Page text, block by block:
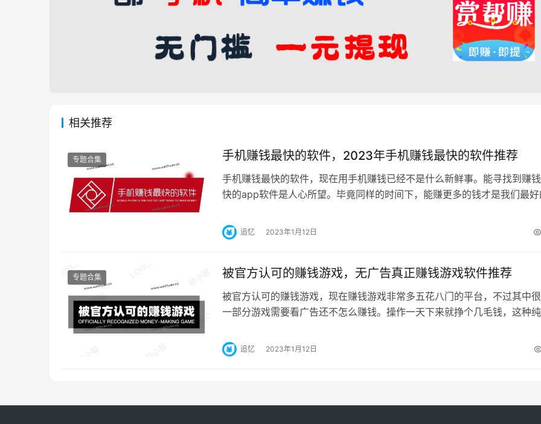
相关推荐
专题合集 手机赚钱最快的软件，2023年手机赚钱最快的软件推荐
手机赚钱最快的软件，现在用手机赚钱已经不是什么新鲜事。能寻找到赚
快的app软件是人心所望。毕竟同样的时间下，能赚更多的钱才是我们最
追忆 2023年1月12日
专题合集 被官方认可的赚钱游戏，无广告真正赚钱游戏软件推荐
被官方认可的赚钱游戏，现在赚钱游戏非常多五花八门的平台，不过其中
一部分游戏需要看广告还不怎么赚钱。操作一天下来就挣个几毛钱，这种
追忆 2023年1月12日